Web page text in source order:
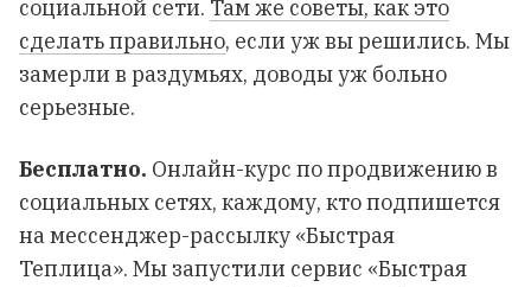
социальной сети. Там же советы, как это
сделать правильно, если уж вы решились. Мы
замерли в раздумьях, доводы уж больно
серьезные.
Бесплатно. Онлайн-курс по продвижению в
социальных сетях, каждому, кто подпишется
на мессенджер-рассылку «Быстрая
Теплица». Мы запустили сервис «Быстрая